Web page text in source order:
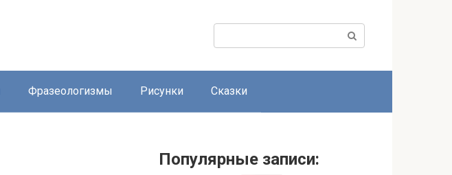
Поиск:
Фразеологизмы Рисунки Сказки
Популярные записи: